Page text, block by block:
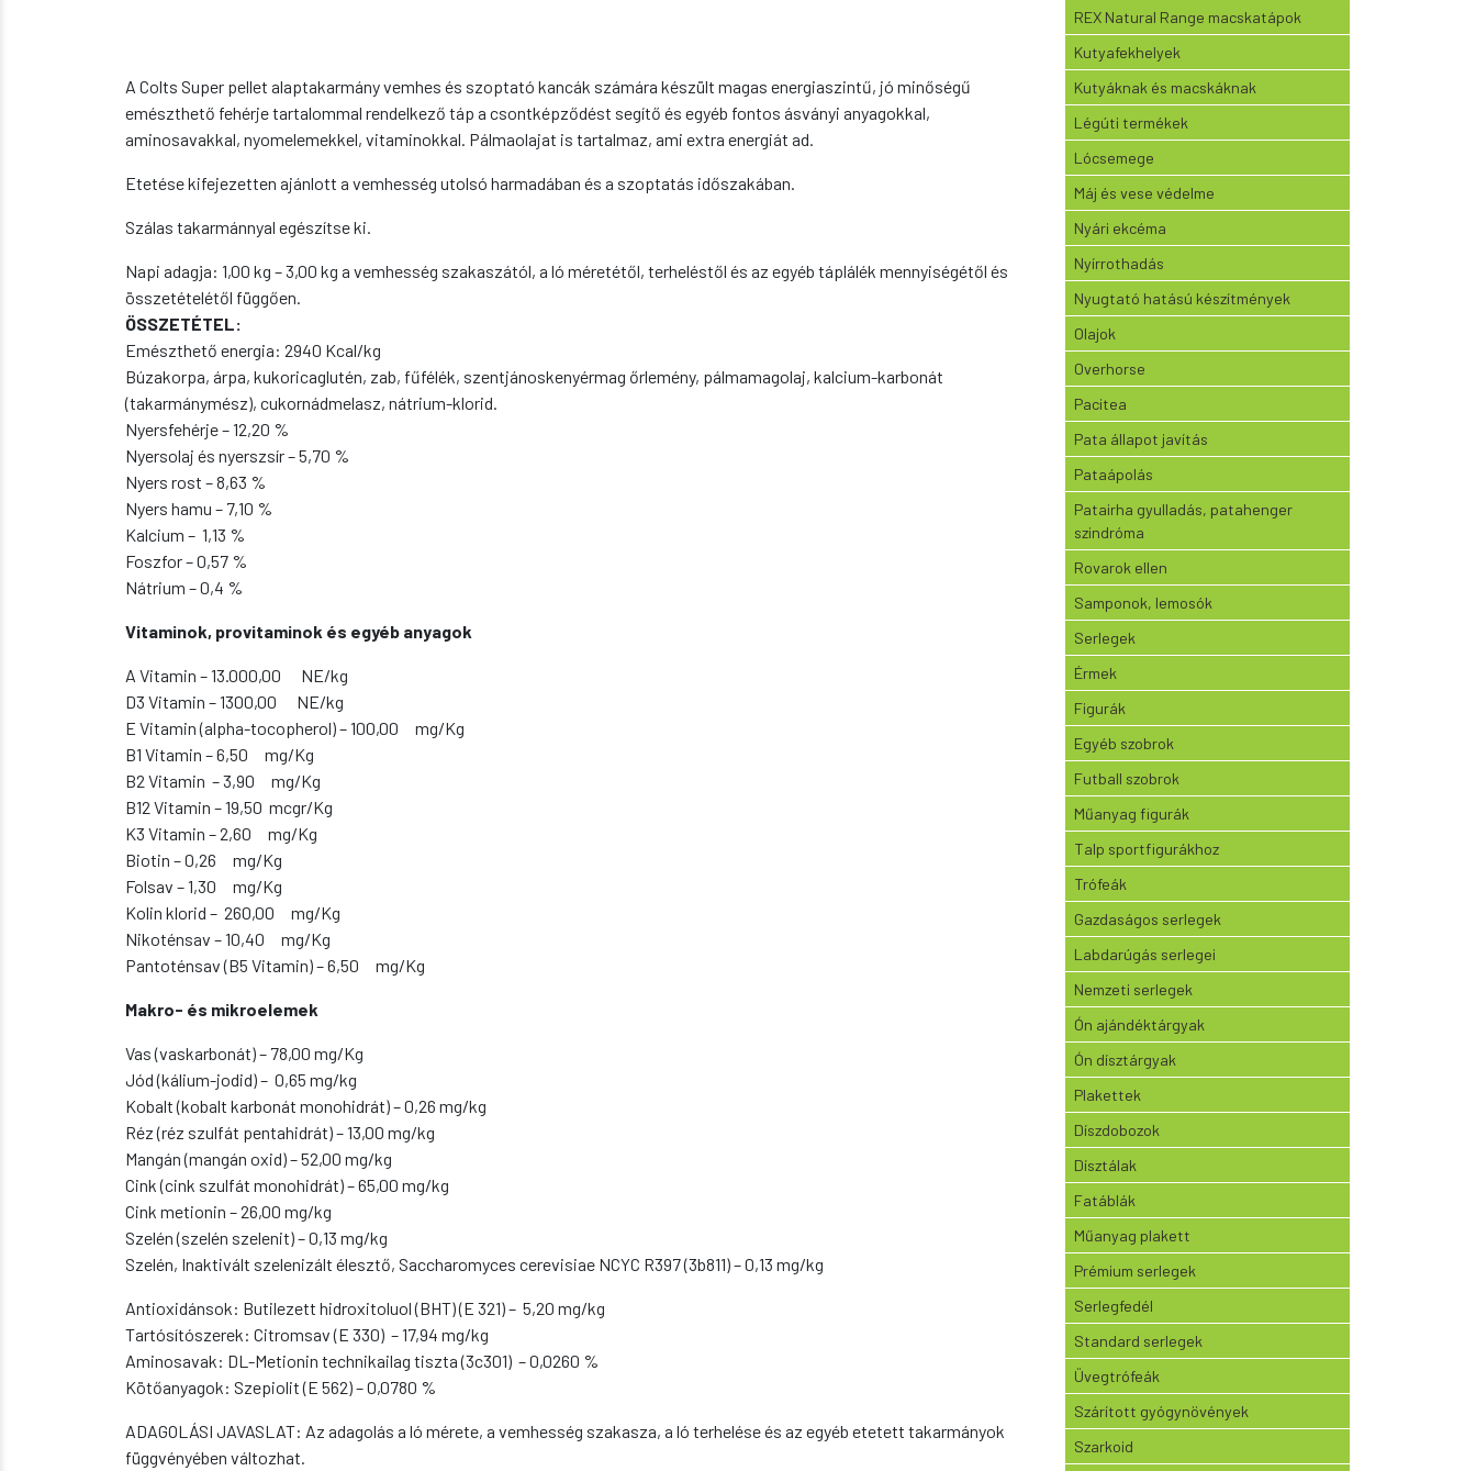
A Colts Super pellet alaptakarmány vemhes és szoptató kancák számára készült magas energiaszintű, jó minőségű
emészthető fehérje tartalommal rendelkező táp a csontképződést segítő és egyéb fontos ásványi anyagokkal,
aminosavakkal, nyomelemekkel, vitaminokkal. Pálmaolajat is tartalmaz, ami extra energiát ad.
Etetése kifejezetten ajánlott a vemhesség utolsó harmadában és a szoptatás időszakában.
Szálas takarmánnyal egészítse ki.
Napi adagja: 1,00 kg – 3,00 kg a vemhesség szakaszától, a ló méretétől, terheléstől és az egyéb táplálék mennyiségétől és
összetételétől függően.
ÖSSZETÉTEL:
Emészthető energia: 2940 Kcal/kg
Búzakorpa, árpa, kukoricaglutén, zab, fűfélék, szentjánoskenyérmag őrlemény, pálmamagolaj, kalcium-karbonát
(takarmánymész), cukornádmelasz, nátrium-klorid.
Nyersfehérje – 12,20 %
Nyersolaj és nyerszsír – 5,70 %
Nyers rost – 8,63 %
Nyers hamu – 7,10 %
Kalcium – 1,13 %
Foszfor – 0,57 %
Nátrium – 0,4 %
Vitaminok, provitaminok és egyéb anyagok
A Vitamin – 13.000,00 NE/kg
D3 Vitamin – 1300,00 NE/kg
E Vitamin (alpha-tocopherol) – 100,00 mg/Kg
B1 Vitamin – 6,50 mg/Kg
B2 Vitamin – 3,90 mg/Kg
B12 Vitamin – 19,50 mcgr/Kg
K3 Vitamin – 2,60 mg/Kg
Biotin – 0,26 mg/Kg
Folsav – 1,30 mg/Kg
Kolin klorid – 260,00 mg/Kg
Nikoténsav – 10,40 mg/Kg
Pantoténsav (B5 Vitamin) – 6,50 mg/Kg
Makro- és mikroelemek
Vas (vaskarbonát) – 78,00 mg/Kg
Jód (kálium-jodid) – 0,65 mg/kg
Kobalt (kobalt karbonát monohidrát) – 0,26 mg/kg
Réz (réz szulfát pentahidrát) – 13,00 mg/kg
Mangán (mangán oxid) – 52,00 mg/kg
Cink (cink szulfát monohidrát) – 65,00 mg/kg
Cink metionin – 26,00 mg/kg
Szelén (szelén szelenit) – 0,13 mg/kg
Szelén, Inaktivált szelenizált élesztő, Saccharomyces cerevisiae NCYC R397 (3b811) – 0,13 mg/kg
Antioxidánsok: Butilezett hidroxitoluol (BHT) (E 321) – 5,20 mg/kg
Tartósítószerek: Citromsav (E 330) – 17,94 mg/kg
Aminosavak: DL-Metionin technikailag tiszta (3c301) – 0,0260 %
Kötőanyagok: Szepiolit (E 562) – 0,0780 %
ADAGOLÁSI JAVASLAT: Az adagolás a ló mérete, a vemhesség szakasza, a ló terhelése és az egyéb etetett takarmányok
függvényében változhat.
REX Natural Range macskatápok
Kutyafekhelyek
Kutyáknak és macskáknak
Légúti termékek
Lócsemege
Máj és vese védelme
Nyári ekcéma
Nyírrothadás
Nyugtató hatású készítmények
Olajok
Overhorse
Pacitea
Pata állapot javítás
Pataápolás
Patairha gyulladás, patahenger
szindróma
Rovarok ellen
Samponok, lemosók
Serlegek
Érmek
Figurák
Egyéb szobrok
Futball szobrok
Műanyag figurák
Talp sportfigurákhoz
Trófeák
Gazdaságos serlegek
Labdarúgás serlegei
Nemzeti serlegek
Ón ajándéktárgyak
Ón dísztárgyak
Plakettek
Díszdobozok
Dísztálak
Fatáblák
Műanyag plakett
Prémium serlegek
Serlegfedél
Standard serlegek
Üvegtrófeák
Szárított gyógynövények
Szarkoid